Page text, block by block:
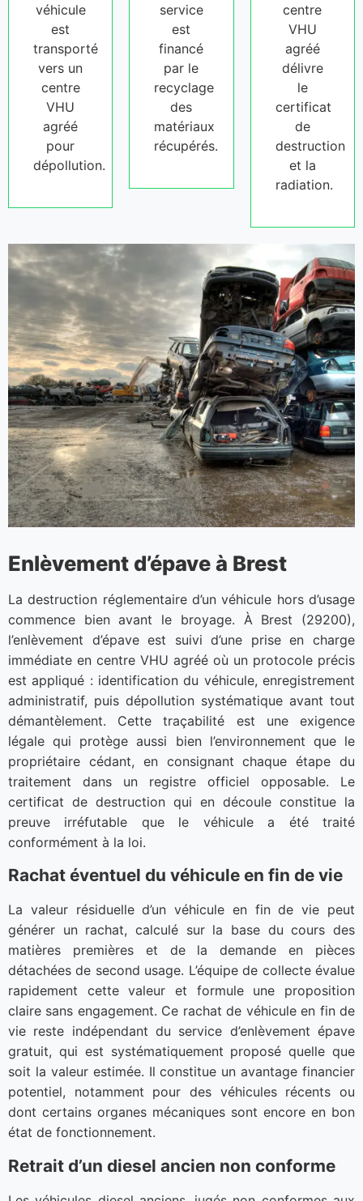
véhicule
est
transporté
vers un
centre
VHU
agréé
pour
dépollution.
service
est
financé
par le
recyclage
des
matériaux
récupérés.
centre
VHU
agréé
délivre
le
certificat
de
destruction
et la
radiation.
Enlèvement d’épave à Brest
La destruction réglementaire d’un véhicule hors d’usage
commence bien avant le broyage. À Brest (29200),
l’enlèvement d’épave est suivi d’une prise en charge
immédiate en centre VHU agréé où un protocole précis
est appliqué : identification du véhicule, enregistrement
administratif, puis dépollution systématique avant tout
démantèlement. Cette traçabilité est une exigence
légale qui protège aussi bien l’environnement que le
propriétaire cédant, en consignant chaque étape du
traitement dans un registre officiel opposable. Le
certificat de destruction qui en découle constitue la
preuve irréfutable que le véhicule a été traité
conformément à la loi.
Rachat éventuel du véhicule en fin de vie
La valeur résiduelle d’un véhicule en fin de vie peut
générer un rachat, calculé sur la base du cours des
matières premières et de la demande en pièces
détachées de second usage. L’équipe de collecte évalue
rapidement cette valeur et formule une proposition
claire sans engagement. Ce rachat de véhicule en fin de
vie reste indépendant du service d’enlèvement épave
gratuit, qui est systématiquement proposé quelle que
soit la valeur estimée. Il constitue un avantage financier
potentiel, notamment pour des véhicules récents ou
dont certains organes mécaniques sont encore en bon
état de fonctionnement.
Retrait d’un diesel ancien non conforme